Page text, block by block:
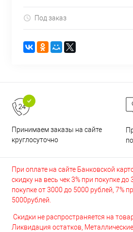
Под заказ
Принимаем заказы на сайте
круглосуточно
При оплате на сайте Банковской
скидку на весь чек 3% при покупке до
покупке от 3000 до 5000 рублей, 7%
5000рублей.
Скидки не распространяется на
Ликвидация остатков,